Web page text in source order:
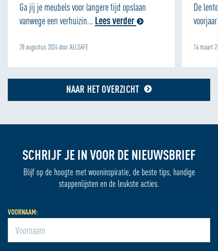
Ga jij je meubels voor langere tijd opslaan
vanwege een verhuizin... Lees verder
28 augustus 2024 door ALLSAFE
De
14 maart
NAAR HET OVERZICHT
SCHRIJF JE IN VOOR DE NIEUWSBRIEF
Blijf op de hoogte met wooninspiratie, de beste tips, handige
stappenlijsten en de leukste acties.
VOORNAAM: